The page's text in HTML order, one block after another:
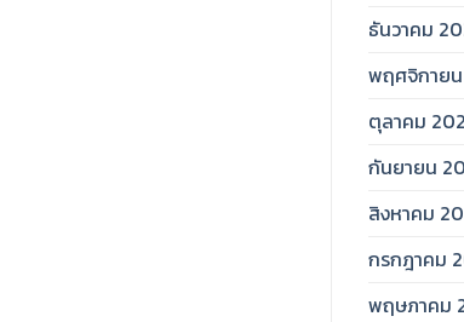
ธันวาคม
พฤศจิกาย
ตุลาคม
กันยายน
สิงหาคม
กรกฎาคม
พฤษภาคม